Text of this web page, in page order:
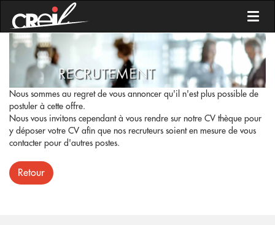
Nous sommes au regret de vous annoncer qu'il n'est plus possible de
postuler à cette offre.
Nous vous invitons cependant à vous rendre sur notre CV thèque pour
y déposer votre CV afin que nos recruteurs soient en mesure de vous
contacter pour d'autres postes.
Retour